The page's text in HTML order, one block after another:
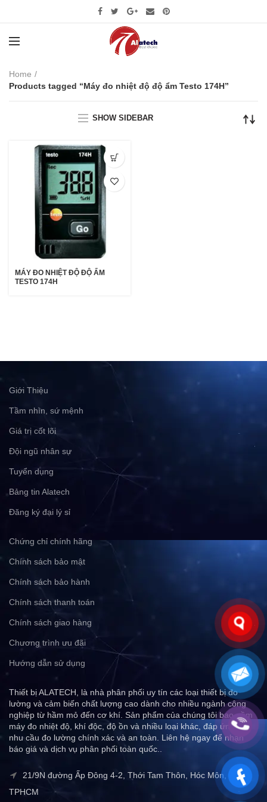
Home
Products tagged “Máy đo nhiệt độ độ ẩm Testo 174H”
SHOW SIDEBAR
MÁY ĐO NHIỆT ĐỘ ĐỘ ẨM
TESTO 174H
Giới Thiệu
Tầm nhìn, sứ mệnh
Giá trị cốt lõi
Đội ngũ nhân sự
Tuyển dụng
Bảng tin Alatech
Đăng ký đại lý sỉ
Chứng chỉ chính hãng
Chính sách bảo mật
Chính sách bảo hành
Chính sách thanh toán
Chính sách giao hàng
Chương trình ưu đãi
Hướng dẫn sử dụng
Thiết bị ALATECH, là nhà phân phối uy tín các loại thiết bị đo
lường và cảm biến chất lượng cao dành cho nhiều ngành công
nghiệp từ hầm mỏ đến cơ khí. Sản phẩm của chúng tôi bao gồm
máy đo nhiệt độ, khí độc, độ ồn và nhiều loại khác, đáp ứng mọi
nhu cầu đo lường chính xác và an toàn. Liên hệ ngay để nhận
báo giá và dịch vụ phân phối toàn quốc..
21/9N đường Ấp Đông 4-2, Thới Tam Thôn, Hóc Môn,
TPHCM